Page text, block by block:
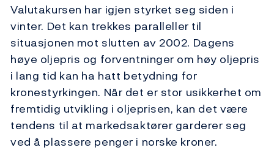
Valutakursen har igjen styrket seg siden i
vinter. Det kan trekkes paralleller til
situasjonen mot slutten av 2002. Dagens
høye oljepris og forventninger om høy oljepris
i lang tid kan ha hatt betydning for
kronestyrkingen. Når det er stor usikkerhet om
fremtidig utvikling i oljeprisen, kan det være
tendens til at markedsaktører garderer seg
ved å plassere penger i norske kroner.